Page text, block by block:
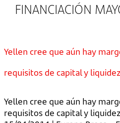
FINANCIACIÓN
Yellen cree que aún hay
requisitos de capital y
Yellen cree que aún hay
requisitos de capital y